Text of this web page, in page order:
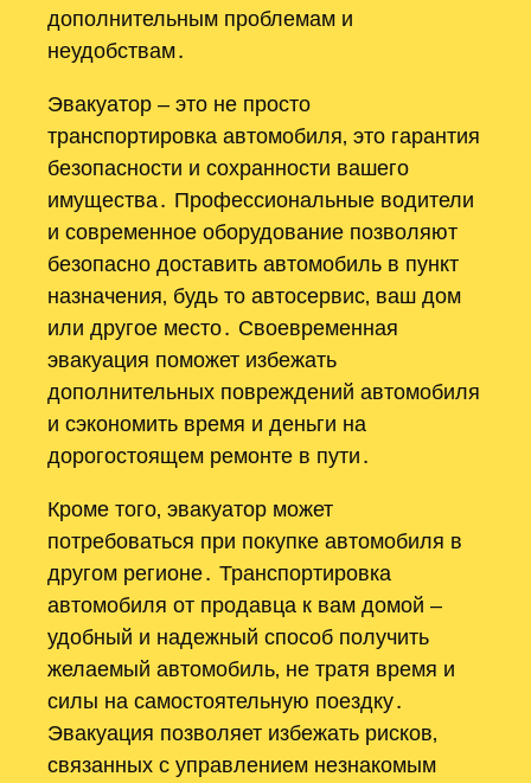
дополнительным проблемам и
неудобствам․
Эвакуатор – это не просто
транспортировка автомобиля‚ это гарантия
безопасности и сохранности вашего
имущества․ Профессиональные водители
и современное оборудование позволяют
безопасно доставить автомобиль в пункт
назначения‚ будь то автосервис‚ ваш дом
или другое место․ Своевременная
эвакуация поможет избежать
дополнительных повреждений автомобиля
и сэкономить время и деньги на
дорогостоящем ремонте в пути․
Кроме того‚ эвакуатор может
потребоваться при покупке автомобиля в
другом регионе․ Транспортировка
автомобиля от продавца к вам домой –
удобный и надежный способ получить
желаемый автомобиль‚ не тратя время и
силы на самостоятельную поездку․
Эвакуация позволяет избежать рисков‚
связанных с управлением незнакомым